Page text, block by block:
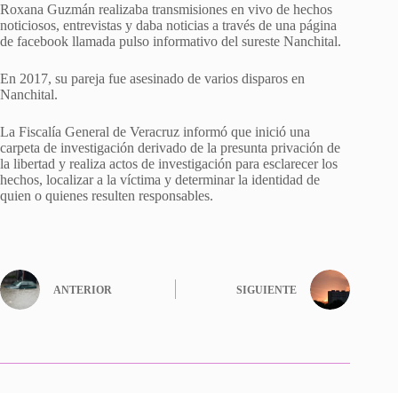
Roxana Guzmán realizaba transmisiones en vivo de hechos
noticiosos, entrevistas y daba noticias a través de una página
de facebook llamada pulso informativo del sureste Nanchital.
En 2017, su pareja fue asesinado de varios disparos en
Nanchital.
La Fiscalía General de Veracruz informó que inició una
carpeta de investigación derivado de la presunta privación de
la libertad y realiza actos de investigación para esclarecer los
hechos, localizar a la víctima y determinar la identidad de
quien o quienes resulten responsables.
ANTERIOR SIGUIENTE